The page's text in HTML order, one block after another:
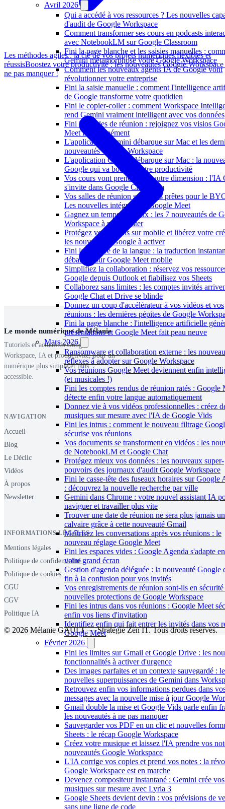
Avril 2026
Qui a accédé à vos ressources ? Les nouvelles
d'audit de Google Workspace
Comment transformer ses cours en podcasts
avec NotebookLM sur Google Classroom
Fini la page blanche et les saisies manuelles :
Gemini métamorphose votre Google Workspace
Comment les nouveaux agents IA de Google vont
révolutionner votre entreprise
Fini la saisie manuelle : comment l'intelligence
de Google transforme votre quotidien
Fini le copier-coller : comment Workspace
rend Gemini vraiment intelligent avec vos données
Fini les codes de réunion : rejoignez vos visios
Meet instantanément
L'application Gemini débarque sur Mac et les
nouveautés Google Workspace
L'application Gemini débarque sur Mac : la
Google qui va booster votre productivité
Vos cours vont prendre une autre dimension : l'IA
s'invite dans Google Classroom
Vos salles de réunion sont-elles prêtes pour le
Les nouvelles intégrations Google Meet
Gagnez un temps précieux : les 7 nouveautés de
Workspace à ne pas rater
Protégez vos e-mails sur mobile et libérez votre
les nouveautés Google à activer
Fini la barrière de la langue : la traduction
débarque sur Google Meet mobile
Simplifiez la collaboration : réservez vos
Google depuis Outlook et fiabilisez vos Sheets
Collaborez sans limites : les comptes invités
Google Chat et Drive se blinde
Donnez un coup d'accélérateur à vos vidéos et vos
réunions : les dernières pépites de Google
Fini la page blanche : l'intelligence artificielle
présentations et Google Meet fait peau neuve
Mars 2026
Ransomware et collaboration externe : les
réflexes à adopter sur Google Workspace
Vos réunions Google Meet deviennent enfin
(et musicales !)
Fini les comptes rendus de réunion ratés : Google
détecte enfin votre langue automatiquement
Donnez vie à vos vidéos professionnelles : créez
musiques sur mesure avec l'IA de Google Vids
Fini les intrus : comment le nouveau filtrage
sécurise vos réunions
Vos documents se transforment en vidéos : les
de NotebookLM et Google Chat
Protégez mieux vos données : les nouveaux super-
pouvoirs des journaux d'audit Google Workspace
Fini le casse-tête des fuseaux horaires sur Google
: découvrez la nouvelle recherche par ville
Gemini dans Chrome : votre nouvel assistant IA
naviguer et travailler plus vite
Trouver une date de réunion ne sera plus jamais un
calvaire grâce à cette nouveauté Gmail
Maîtrisez les conversations après vos réunions : le
nouveau réglage Google Meet
Fini les espaces vides : Google Agenda s'adapte
votre grand écran
Gestion d'agenda déléguée : la nouveauté Google
fin à la confusion pour vos invités
Vos enregistrements de réunion sont-ils en
nouvelles protections de Google Workspace
Fini les intrus dans vos réunions : Google Meet
enfin vos liens d'invitation
Identifiez enfin qui fait entrer les invités dans vos
Google Meet
Février 2026
Fini les limites sur Gmail et Google Drive : les
fonctionnalités à activer d'urgence
Des images parfaites et un contexte sauvegardé :
nouvelles superpuissances de Gemini dans
Retrouvez enfin vos informations perdues dans
messages avec la nouvelle mise à jour Google
Gmail double la mise et Google Vids parle enfin
les nouveautés à ne pas manquer
Sauvegarder vos PDF en un clic et nouvelles
Sheets : le récap Google Workspace
Créez votre musique et laissez l'IA prendre vos
nouveautés Google Workspace
L'IA corrige vos copies et prend vos notes : la
Google Workspace est en marche
Devenez compositeur instantané : Gemini crée vos
musiques sur mesure avec Lyria 3
Google Sheets devient devin : vos prévisions de
sans une ligne de code
Les méthodes agiles : la clé de vos projets numériques flexibles et
réussisBoostez votre productivité : les nouveautés Google Workspace
ne pas manquer !
Le monde numérique de Mélanie
Tutoriels et actualités Google
Workspace, IA et productivité, pour un
numérique plus simple et plus
accessible.
NAVIGATION
Accueil
Blog
Le Déclic
Vidéos
À propos
Newsletter
INFORMATIONS LÉGALES
Mentions légales
Politique de confidentialité
Politique de cookies
CGU
CGV
Politique IA
© 2026 Mélanie GAULT — Stratégie Zen IT. Tous droits réservés.